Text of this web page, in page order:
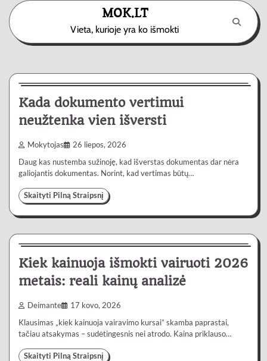
Skip
content
MOK.LT
Vieta, kurioje yra ko išmokti
3 min 0
Paslaugos
Kada dokumento vertimui
neužtenka vien išversti
Mokytojas 26 liepos, 2026
Daug kas nustemba sužinoję, kad išverstas dokumentas dar nėra
galiojantis dokumentas. Norint, kad vertimas būtų…
Skaityti Pilną Straipsnį
4 min
Kiek kainuoja išmokti vairuoti 2026
metais: reali kainų analizė
Deimante 17 kovo, 2026
Klausimas „kiek kainuoja vairavimo kursai” skamba paprastai,
tačiau atsakymas – sudėtingesnis nei atrodo. Kaina priklauso…
Skaityti Pilną Straipsnį